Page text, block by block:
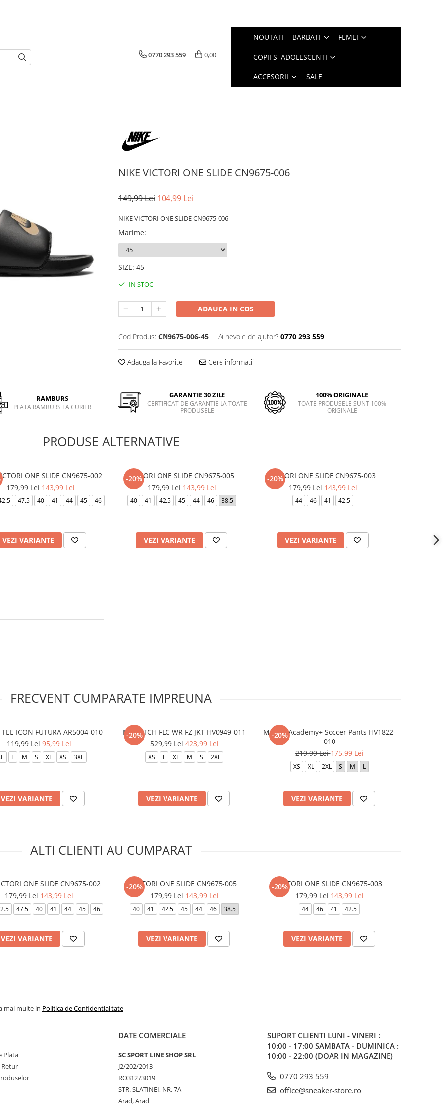
0770 293 559 0,00
NOUTATI BARBATI FEMEI
COPII SI ADOLESCENTI
ACCESORII SALE
NIKE VICTORI ONE SLIDE CN9675-006
149,99 Lei 104,99 Lei
NIKE VICTORI ONE SLIDE CN9675-006
Marime:
SIZE: 45
IN STOC
ADAUGA IN COS
Cod Produs: CN9675-006-45 Ai nevoie de ajutor? 0770 293 559
Adauga la Favorite Cere informatii
RAMBURS
PLATA RAMBURS LA CURIER
GARANTIE 30 ZILE
CERTIFICAT DE GARANTIE LA TOATE
PRODUSELE
100% ORIGINALE
TOATE PRODUSELE SUNT 100%
ORIGINALE
PRODUSE ALTERNATIVE
ONE SLIDE CN9675-002
179,99 Lei143,99 Lei
47.5 40 41 44 45 46
VEZI VARIANTE
-20%
VICTORI ONE SLIDE CN9675-005
179,99 Lei143,99 Lei
40 41 42.5 45 44 46 38.5
VEZI VARIANTE
-20%
VICTORI ONE SLIDE CN9675-003
179,99 Lei143,99 Lei
44 46 41 42.5
VEZI VARIANTE
FRECVENT CUMPARATE IMPREUNA
ICON FUTURA AR5004-010
119,99 Lei95,99 Lei
L M S XL XS 3XL
VEZI VARIANTE
-20%
M NK TCH FLC WR FZ JKT HV0949-011
529,99 Lei423,99 Lei
XS L XL M S 2XL
VEZI VARIANTE
-20%
M Nike Academy+ Soccer Pants HV1822-
010
219,99 Lei175,99 Lei
XS XL 2XL S M L
VEZI VARIANTE
ALTI CLIENTI AU CUMPARAT
ONE SLIDE CN9675-002
179,99 Lei143,99 Lei
47.5 40 41 44 45 46
VEZI VARIANTE
-20%
VICTORI ONE SLIDE CN9675-005
179,99 Lei143,99 Lei
40 41 42.5 45 44 46 38.5
VEZI VARIANTE
-20%
VICTORI ONE SLIDE CN9675-003
179,99 Lei143,99 Lei
44 46 41 42.5
VEZI VARIANTE
mai multe in Politica de Confidentialitate
Plata
Retur
DATE COMERCIALE
SC SPORT LINE SHOP SRL
J2/202/2013
RO31273019
STR. SLATINEI, NR. 7A
Arad, Arad
SUPORT CLIENTI LUNI - VINERI :
10:00 - 17:00 SAMBATA - DUMINICA :
10:00 - 22:00 (DOAR IN MAGAZINE)
0770 293 559
office@sneaker-store.ro